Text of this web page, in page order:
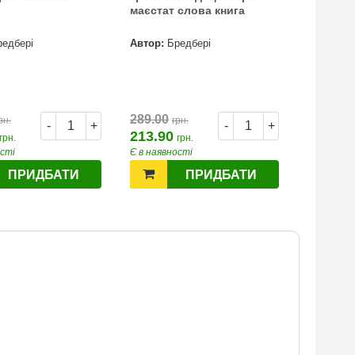
- +
грн.
ПРИДБАТИ
маєстат слова книга
Автор: Бредбері
- +
289.00 грн.
213.90 грн.
Є в наявності
ПРИДБАТИ